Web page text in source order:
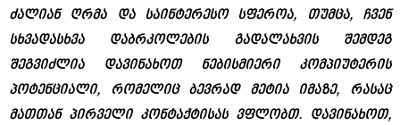
ძალიან ღრმა და საინტერესო სფეროა, თუმცა, ჩვენ
სხვადასხვა დაბრკოლების გადალახვის შემდეგ
შეგვიძლია დავინახოთ ნებისმიერი კომპიუტერის
პოტენციალი, რომელიც ბევრად მეტია იმაზე, რასაც
მათთან პირველი კონტაქტისას ვფლობთ. დავინახოთ,